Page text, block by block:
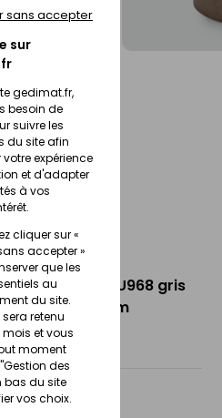
sur
gedimat.fr,
besoin de
suivre les
du site afin
expérience
et d'adapter
à vos
cliquer sur «
accepter »
que les
au
du site.
retenu
mois et vous
moment
des
bas du site
vos choix.
sans accepter
ABS U968 gris
rouleau de 75m